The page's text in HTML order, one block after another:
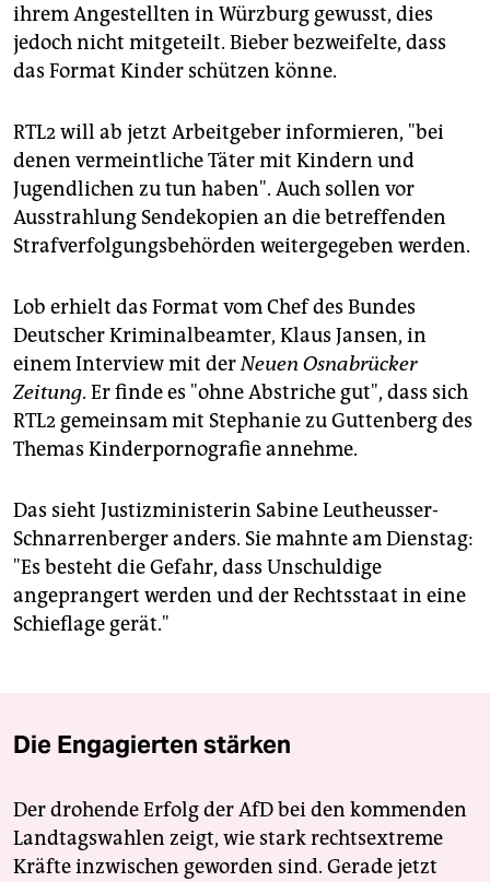
ihrem Angestellten in Würzburg gewusst, dies
jedoch nicht mitgeteilt. Bieber bezweifelte, dass
das Format Kinder schützen könne.
RTL2 will ab jetzt Arbeitgeber informieren, "bei
denen vermeintliche Täter mit Kindern und
Jugendlichen zu tun haben". Auch sollen vor
Ausstrahlung Sendekopien an die betreffenden
Strafverfolgungsbehörden weitergegeben werden.
Lob erhielt das Format vom Chef des Bundes
Deutscher Kriminalbeamter, Klaus Jansen, in
einem Interview mit derNeuen Osnabrücker
Zeitung. Er finde es "ohne Abstriche gut", dass sich
RTL2 gemeinsam mit Stephanie zu Guttenberg des
Themas Kinderpornografie annehme.
Das sieht Justizministerin Sabine Leutheusser-
Schnarrenberger anders. Sie mahnte am Dienstag:
"Es besteht die Gefahr, dass Unschuldige
angeprangert werden und der Rechtsstaat in eine
Schieflage gerät."
Die Engagierten stärken
Der drohende Erfolg der AfD bei den kommenden
Landtagswahlen zeigt, wie stark rechtsextreme
Kräfte inzwischen geworden sind. Gerade jetzt